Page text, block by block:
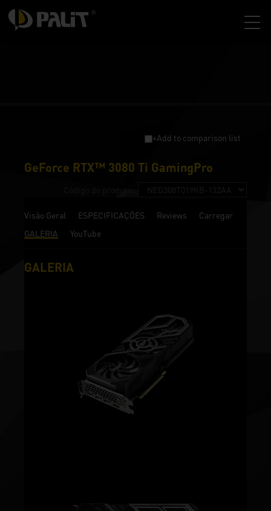
+Add to comparison list
GeForce RTX™ 3080 Ti GamingPro
Visão Geral ESPECIFICAÇÕES Reviews
Carregar
GALERIA
YouTube
GALERIA